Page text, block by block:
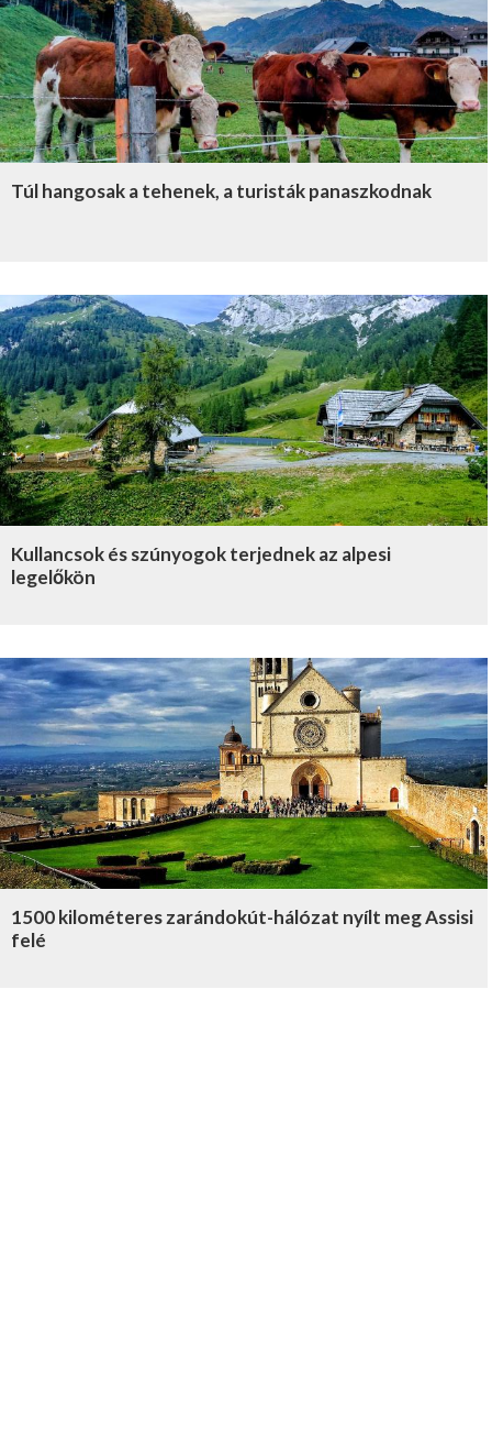
Túl hangosak a tehenek, a turisták panaszkodnak
Kullancsok és szúnyogok terjednek az alpesi
legelőkön
1500 kilométeres zarándokút-hálózat nyílt meg Assisi
felé